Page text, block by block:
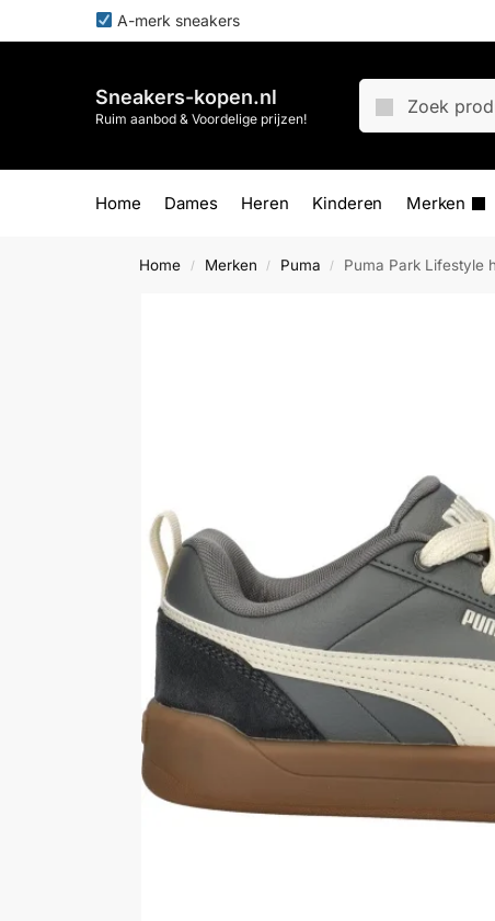
A-merk sneakers
Sneakers-kopen.nl
Ruim aanbod & Voordelige prijzen!
Home Dames Heren Kinderen Merken
Home / Merken / Puma / Puma Park Lifestyle